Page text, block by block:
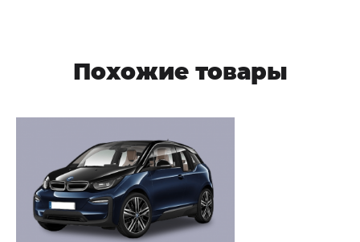
Похожие товары